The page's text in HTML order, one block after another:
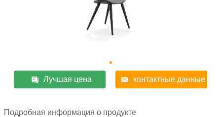
Лучшая цена контактные данные
Подробная информация о продукте